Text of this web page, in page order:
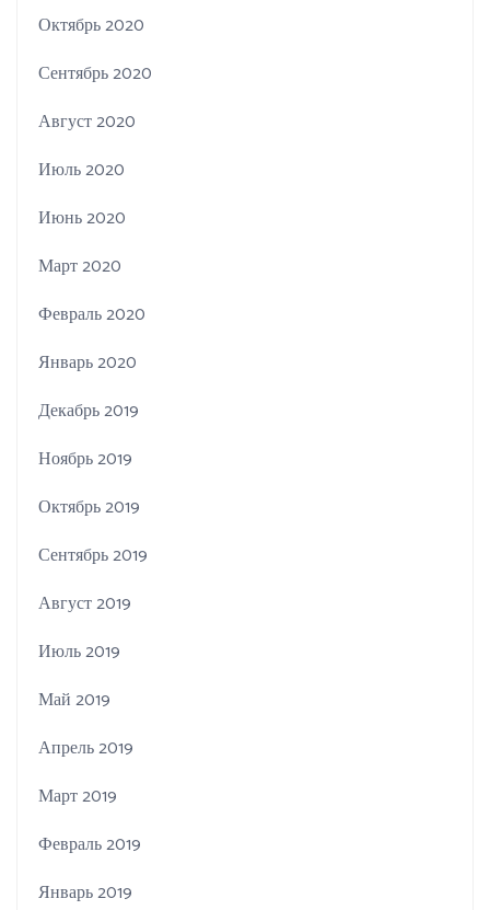
Октябрь 2020
Сентябрь 2020
Август 2020
Июль 2020
Июнь 2020
Март 2020
Февраль 2020
Январь 2020
Декабрь 2019
Ноябрь 2019
Октябрь 2019
Сентябрь 2019
Август 2019
Июль 2019
Май 2019
Апрель 2019
Март 2019
Февраль 2019
Январь 2019